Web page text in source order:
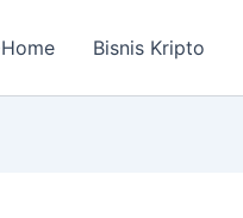
Home Bisnis Kripto